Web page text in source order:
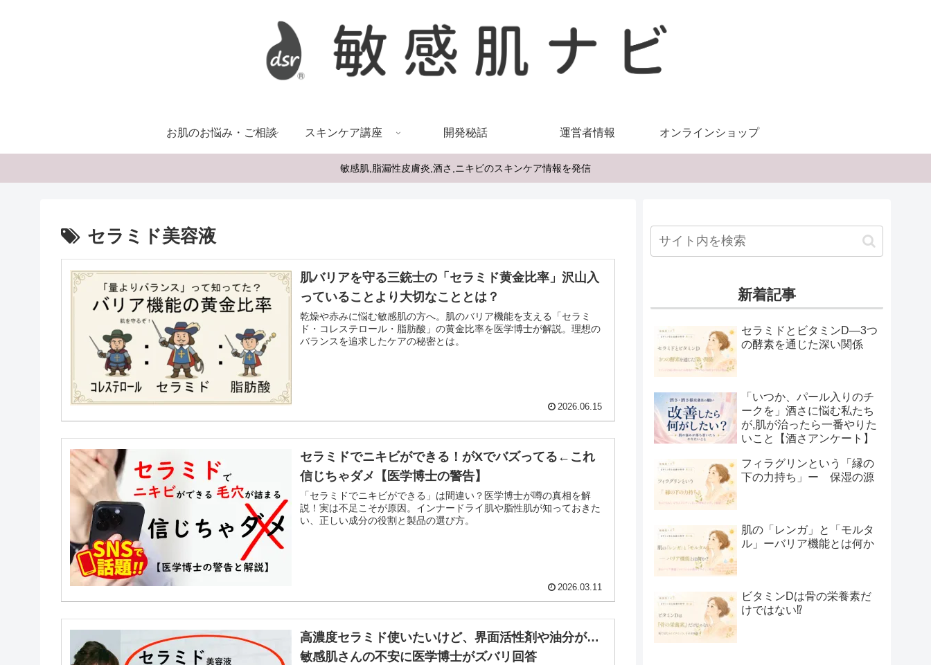
お肌のお悩み・ご相談 スキンケア講座 開発秘話 運営者情報 オンラインショップ
敏感肌,脂漏性皮膚炎,酒さ,ニキビのスキンケア情報を発信
セラミド美容液
肌バリアを守る三銃士の「セラミド黄金比率」沢山入
っていることより大切なこととは？
乾燥や赤みに悩む敏感肌の方へ。肌のバリア機能を支える「セラミ
ド・コレステロール・脂肪酸」の黄金比率を医学博士が解説。理想の
バランスを追求したケアの秘密とは。
2026.06.15
セラミドでニキビができる！がXでバズってる←これ
信じちゃダメ【医学博士の警告】
「セラミドでニキビができる」は間違い？医学博士が噂の真相を解
説！実は不足こそが原因。インナードライ肌や脂性肌が知っておきた
い、正しい成分の役割と製品の選び方。
2026.03.11
高濃度セラミド使いたいけど、界面活性剤や油分が…
敏感肌さんの不安に医学博士がズバリ回答
新着記事
セラミドとビタミンD―3つ
の酵素を通じた深い関係
「いつか、パール入りのチ
ークを」酒さに悩む私たち
が,肌が治ったら一番やりた
いこと【酒さアンケート】
フィラグリンという「縁の
下の力持ち」ー 保湿の源
肌の「レンガ」と「モルタ
ル」ーバリア機能とは何か
ビタミンDは骨の栄養素だ
けではない⁉